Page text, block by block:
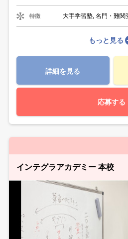
特徴 大手学習塾, 名門・難関
もっと見る
詳細を見る
応募する
インテグラアカデミー 本校